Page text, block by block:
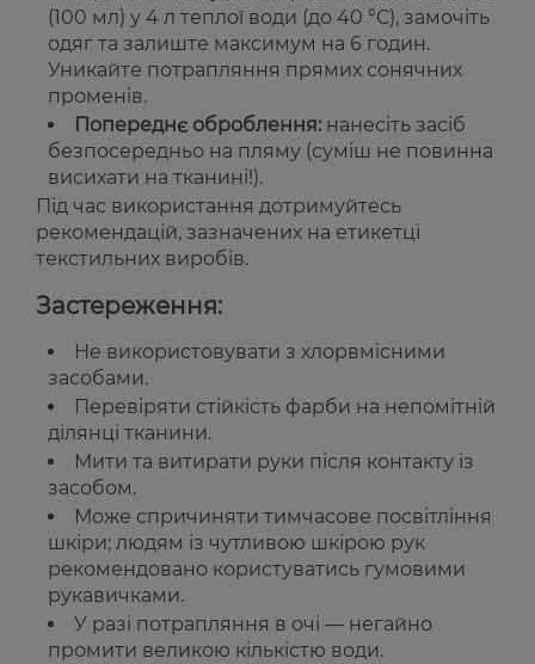
(100 мл) у 4 л теплої води (до 40 °С), замочіть
одяг та залиште максимум на 6 годин.
Уникайте потрапляння прямих сонячних
променів.
Попереднє оброблення: нанесіть засіб
безпосередньо на пляму (суміш не повинна
висихати на тканині!).
Під час використання дотримуйтесь
рекомендацій, зазначених на етикетці
текстильних виробів.
Застереження:
Не використовувати з хлорвмісними
засобами.
Перевіряти стійкість фарби на непомітній
ділянці тканини.
Мити та витирати руки після контакту із
засобом.
Може спричиняти тимчасове посвітління
шкіри; людям із чутливою шкірою рук
рекомендовано користуватись гумовими
рукавичками.
У разі потрапляння в очі — негайно
промити великою кількістю води.